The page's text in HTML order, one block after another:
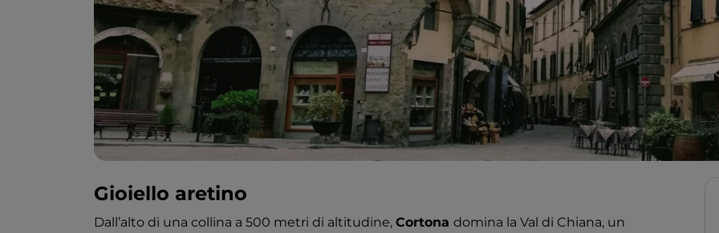
Gioiello aretino
Dall’alto di una collina a 500 metri di altitudine, Cortona domina la Val di Chiana, un